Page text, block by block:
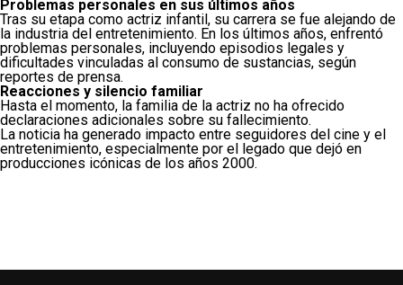
Problemas personales en sus últimos años
Tras su etapa como actriz infantil, su carrera se fue alejando de
la industria del entretenimiento. En los últimos años, enfrentó
problemas personales, incluyendo episodios legales y
dificultades vinculadas al consumo de sustancias, según
reportes de prensa.
Reacciones y silencio familiar
Hasta el momento, la familia de la actriz no ha ofrecido
declaraciones adicionales sobre su fallecimiento.
La noticia ha generado impacto entre seguidores del cine y el
entretenimiento, especialmente por el legado que dejó en
producciones icónicas de los años 2000.